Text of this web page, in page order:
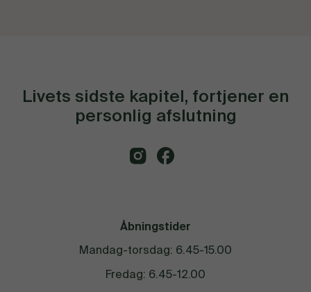
Livets sidste kapitel, fortjener en
personlig afslutning
Åbningstider
Mandag-torsdag: 6.45-15.00
Fredag: 6.45-12.00